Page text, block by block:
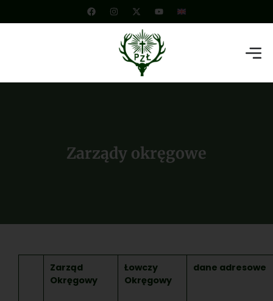
Zarządy okręgowe
Zarząd
Okręgowy
Łowczy
Okręgowy
dane adresowe